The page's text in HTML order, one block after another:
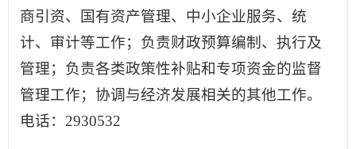
商引资、国有资产管理、中小企业服务、统
计、审计等工作；负责财政预算编制、执行及
管理；负责各类政策性补贴和专项资金的监督
管理工作；协调与经济发展相关的其他工作。
电话：2930532